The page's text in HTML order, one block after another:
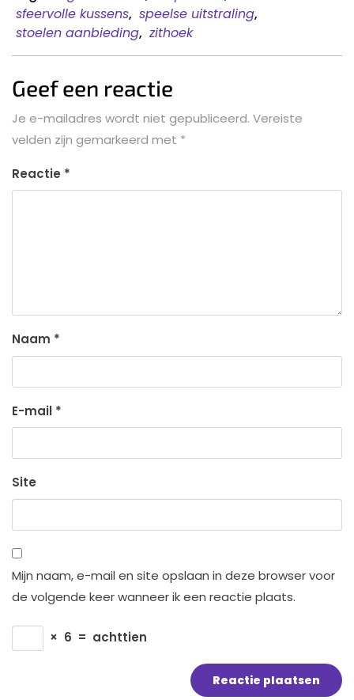
sfeervolle kussens, speelse uitstraling,
stoelen aanbieding, zithoek
Geef een reactie
Je e-mailadres wordt niet gepubliceerd. Vereiste
velden zijn gemarkeerd met *
Reactie *
Naam *
E-mail *
Site
Mijn naam, e-mail en site opslaan in deze browser voor
de volgende keer wanneer ik een reactie plaats.
× 6 = achttien